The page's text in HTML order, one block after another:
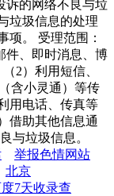
诉的网络不良与垃
垃圾信息的处理
项。 受理范围：
件、即时消息、博
2）利用短信、
含小灵通）等传
用电话、传真等
借助其他信息通
与垃圾信息。
举报色情网站
北京
7天收录查